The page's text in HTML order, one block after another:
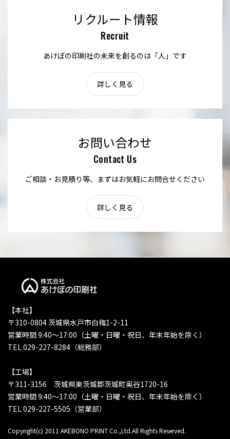
リクルート情報
Recruit
あけぼの印刷社の未来を創るのは「人」です
詳しく見る
お問い合わせ
Contact Us
ご相談・お見積り等、まずはお気軽にお問合せください
詳しく見る
【本社】
〒310-0804 茨城県水戸市白梅1-2-11
営業時間 9:40〜17:00（土曜・日曜・祝日、年末年始を除く）
TEL 029-227-8284（総務部）
【工場】
〒311-3156 茨城県東茨城郡茨城町奥谷1720-16
営業時間 9:40〜17:00（土曜・日曜・祝日、年末年始を除く）
TEL 029-227-5505（営業部）
Copyright(c) 2011 AKEBONO PRINT Co.,Ltd.All Rights Reserved.